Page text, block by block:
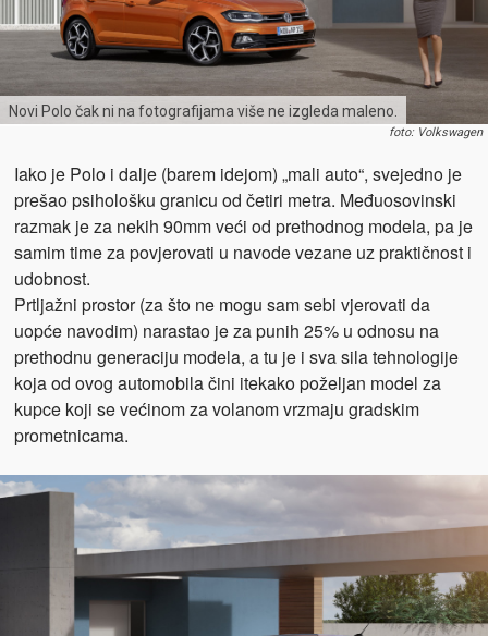
Novi Polo čak ni na fotografijama više ne izgleda maleno.
foto: Volkswagen
Iako je Polo i dalje (barem idejom) „mali auto“, svejedno je
prešao psihološku granicu od četiri metra. Međuosovinski
razmak je za nekih 90mm veći od prethodnog modela, pa je
samim time za povjerovati u navode vezane uz praktičnost i
udobnost.
Prtljažni prostor (za što ne mogu sam sebi vjerovati da
uopće navodim) narastao je za punih 25% u odnosu na
prethodnu generaciju modela, a tu je i sva sila tehnologije
koja od ovog automobila čini itekako poželjan model za
kupce koji se većinom za volanom vrzmaju gradskim
prometnicama.